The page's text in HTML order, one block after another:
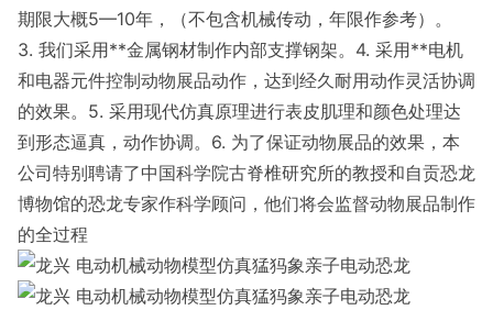
期限大概5—10年，（不包含机械传动，年限作参考）。
3. 我们采用**金属钢材制作内部支撑钢架。4. 采用**电机
和电器元件控制动物展品动作，达到经久耐用动作灵活协调
的效果。5. 采用现代仿真原理进行表皮肌理和颜色处理达
到形态逼真，动作协调。6. 为了保证动物展品的效果，本
公司特别聘请了中国科学院古脊椎研究所的教授和自贡恐龙
博物馆的恐龙专家作科学顾问，他们将会监督动物展品制作
的全过程